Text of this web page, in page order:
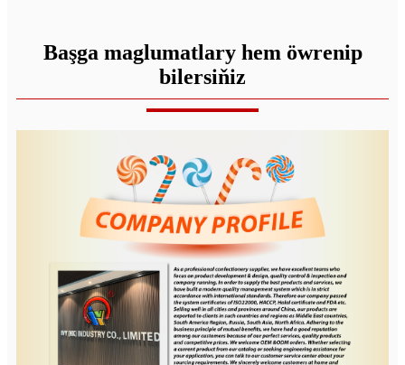
Başga maglumatlary hem öwrenip
bilersiňiz